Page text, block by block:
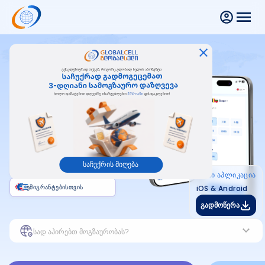
საჩუქრის მიღება
დარჩით ხაზზე სადაც არ
იმყოფებოდეთ
მსოფლიო + ევროპა +
აზია + საქართველო +
აფრიკა + ამერიკა +
წუთობრივი პაკეტები
ემიგრანტებისთვის
ჩვენი აპლიკაცია
iOS & Android
გადმოწერა